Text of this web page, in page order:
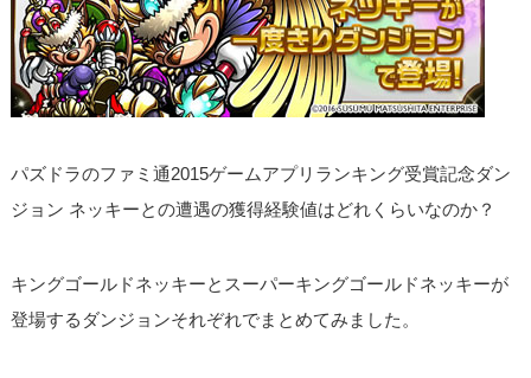
パズドラのファミ通2015ゲームアプリランキング受賞記念ダン
ジョン ネッキーとの遭遇の獲得経験値はどれくらいなのか？
キングゴールドネッキーとスーパーキングゴールドネッキーが
登場するダンジョンそれぞれでまとめてみました。